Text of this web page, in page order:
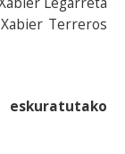
Terreros